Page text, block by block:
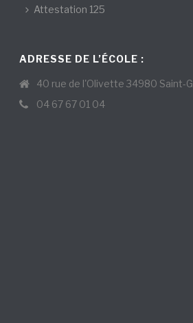
Attestation 125
ADRESSE DE L’ÉCOLE :
40 rue de l'Olivette 34980 Saint-
04 67 67 01 04